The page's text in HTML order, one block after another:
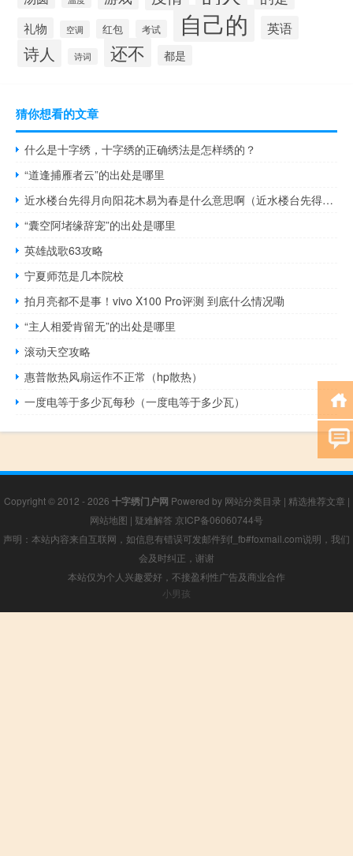
礼物 空调 红包 考试 自己的 英语
诗人 诗词 还不 都是
猜你想看的文章
什么是十字绣，十字绣的正确绣法是怎样绣的？
“道逢捕雁者云”的出处是哪里
近水楼台先得月向阳花木易为春是什么意思啊（近水楼台先得月向阳花木易为春是什么意思）
“囊空阿堵缘辞宠”的出处是哪里
英雄战歌63攻略
宁夏师范是几本院校
拍月亮都不是事！vivo X100 Pro评测 到底什么情况嘞
“主人相爱肯留无”的出处是哪里
滚动天空攻略
惠普散热风扇运作不正常（hp散热）
一度电等于多少瓦每秒（一度电等于多少瓦）
Copyright © 2012 - 2026 十字绣门户网 Powered by 网站分类目录 | 精选推荐文章 |
网站地图 | 疑难解答 京ICP备06060744号
声明：本站内容来自互联网，如信息有错误可发邮件到f_fb#foxmail.com说明，我们
会及时纠正，谢谢
本站仅为个人兴趣爱好，不接盈利性广告及商业合作
小男孩